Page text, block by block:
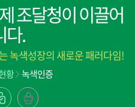
조달청이 이끌어
다.
녹색성장의 새로운 패러다임!
황 녹색인증